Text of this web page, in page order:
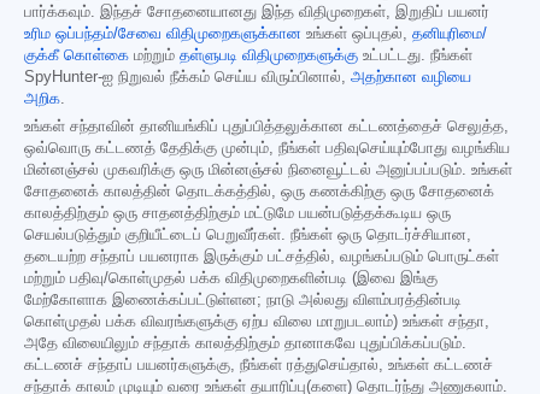
பார்க்கவும். இந்தச் சோதனையானது இந்த விதிமுறைகள், இறுதிப் பயனர்
உரிம ஒப்பந்தம்/சேவை விதிமுறைகளுக்கான உங்கள் ஒப்புதல், தனியுரிமை/
குக்கீ கொள்கை மற்றும் தள்ளுபடி விதிமுறைகளுக்கு உட்பட்டது. நீங்கள்
SpyHunter-ஐ நிறுவல் நீக்கம் செய்ய விரும்பினால், அதற்கான வழியை
அறிக
உங்கள் சந்தாவின் தானியங்கிப் புதுப்பித்தலுக்கான கட்டணத்தைச் செலுத்த,
ஒவ்வொரு கட்டணத் தேதிக்கு முன்பும், நீங்கள் பதிவுசெய்யும்போது வழங்கிய
மின்னஞ்சல் முகவரிக்கு ஒரு மின்னஞ்சல் நினைவூட்டல் அனுப்பப்படும். உங்கள்
சோதனைக் காலத்தின் தொடக்கத்தில், ஒரு கணக்கிற்கு ஒரு சோதனைக்
காலத்திற்கும் ஒரு சாதனத்திற்கும் மட்டுமே பயன்படுத்தக்கூடிய ஒரு
செயல்படுத்தும் குறியீட்டைப் பெறுவீர்கள். நீங்கள் ஒரு தொடர்ச்சியான,
தடையற்ற சந்தாப் பயனராக இருக்கும் பட்சத்தில், வழங்கப்படும் பொருட்கள்
மற்றும் பதிவு/கொள்முதல் பக்க விதிமுறைகளின்படி (இவை இங்கு
மேற்கோளாக இணைக்கப்பட்டுள்ளன; நாடு அல்லது விளம்பரத்தின்படி
கொள்முதல் பக்க விவரங்களுக்கு ஏற்ப விலை மாறுபடலாம்) உங்கள் சந்தா,
அதே விலையிலும் சந்தாக் காலத்திற்கும் தானாகவே புதுப்பிக்கப்படும்.
கட்டணச் சந்தாப் பயனர்களுக்கு, நீங்கள் ரத்துசெய்தால், உங்கள் கட்டணச்
சந்தாக் காலம் முடியும் வரை உங்கள் தயாரிப்பு(களை) தொடர்ந்து அணுகலாம்.